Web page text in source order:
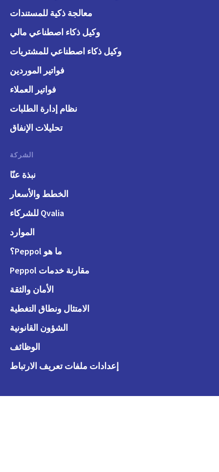
معالجة ذكية للمستندات
وكيل ذكاء اصطناعي مالي
وكيل ذكاء اصطناعي للمشتريات
فواتير الموردين
فواتير العملاء
نظام إدارة الطلبات
تحليلات الإنفاق
الشركة
نبذة عنّا
الخطط والأسعار
Qvalia للشركاء
الموارد
ما هو Peppol؟
مقارنة خدمات Peppol
الأمان والثقة
الامتثال ونطاق التغطية
الشؤون القانونية
الوظائف
إعدادات ملفات تعريف الارتباط